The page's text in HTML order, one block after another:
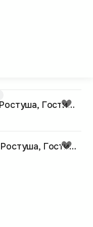
230m² | Куќа во Маврово и Ростуша, Гостивар
540m² | Куќа во Маврово и Ростуша, Гостивар